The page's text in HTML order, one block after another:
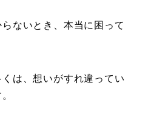
ないとき、本当に困って
は、想いがすれ違ってい